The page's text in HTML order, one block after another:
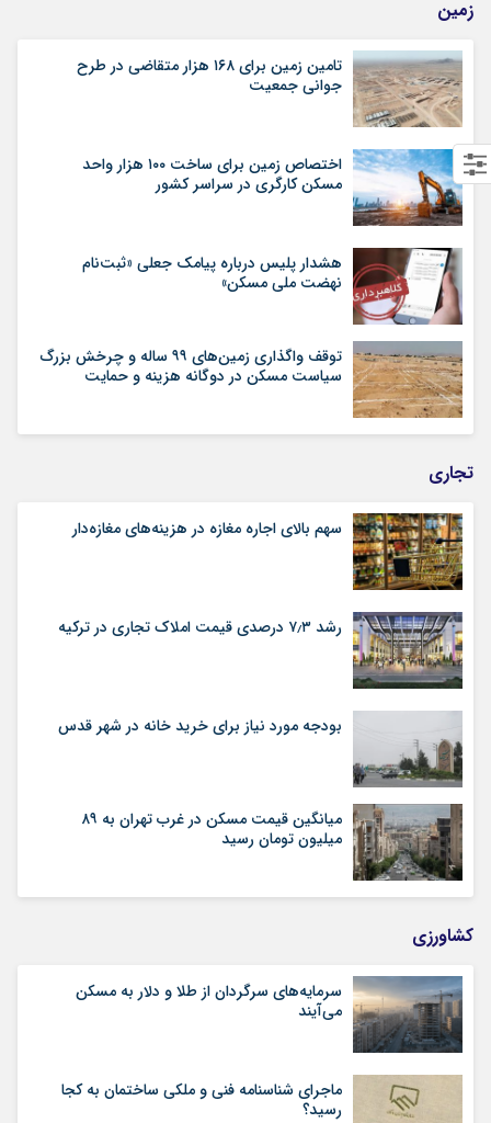
زمین
تامین زمین برای ۱۶۸ هزار متقاضی در طرح
جوانی جمعیت
اختصاص زمین برای ساخت ۱۰۰ هزار واحد
مسکن کارگری در سراسر کشور
هشدار پلیس درباره پیامک جعلی «ثبت‌نام
نهضت ملی مسکن»
توقف واگذاری زمین‌های ۹۹ ساله و چرخش بزرگ
سیاست مسکن در دوگانه هزینه و حمایت
تجاری
سهم بالای اجاره‌‌ مغازه در هزینه‌‌های مغازه‌‌دار
رشد ۷٫۳ درصدی قیمت‌ املاک تجاری در ترکیه
بودجه مورد نیاز برای خرید خانه در شهر قدس
میانگین قیمت مسکن در غرب تهران به ۸۹
میلیون تومان رسید
کشاورزی
سرمایه‌های سرگردان از طلا و دلار به مسکن
می‌آیند
ماجرای شناسنامه‌ فنی و ملکی ساختمان به کجا
رسید؟